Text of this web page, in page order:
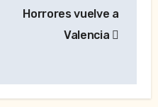
Horrores vuelve a
Valencia